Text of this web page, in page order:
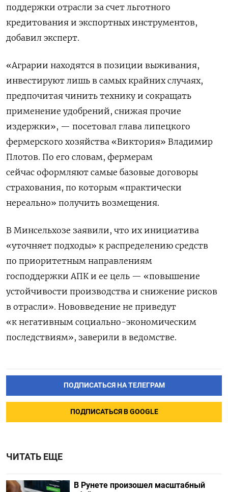
поддержки отрасли за счет льготного
кредитования и экспортных инструментов,
добавил эксперт.
«Аграрии находятся в позиции выживания,
инвестируют лишь в самых крайних случаях,
предпочитая чинить технику и сокращать
применение удобрений, снижая прочие
издержки», — посетовал глава липецкого
фермерского хозяйства «Виктория» Владимир
Плотов. По его словам, фермерам
сейчас оформляют самые базовые договоры
страхования, по которым «практически
нереально» получить возмещения.
В Минсельхозе заявили, что их инициатива
«уточняет подходы» к распределению средств
по приоритетным направлениям
господдержки АПК и ее цель — «повышение
устойчивости производства и снижение рисков
в отрасли». Нововведение не приведут
«к негативным социально-экономическим
последствиям», заверили в ведомстве.
ПОДПИСАТЬСЯ НА ТЕЛЕГРАМ
ПОДПИСАТЬСЯ В GOOGLE
ЧИТАТЬ ЕЩЕ
В Рунете произошел масштабный